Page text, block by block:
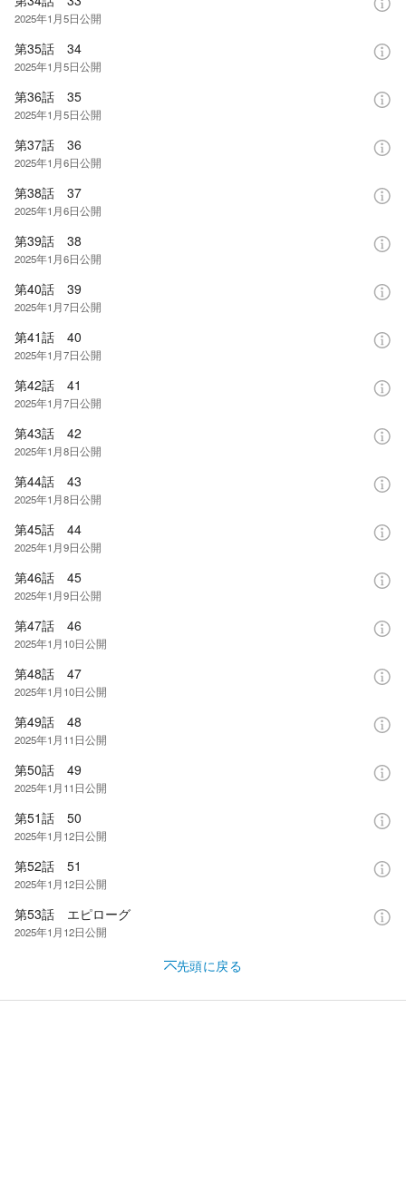
2025年1月5日公開
第35話 34
2025年1月5日公開
第36話 35
2025年1月5日公開
第37話 36
2025年1月6日公開
第38話 37
2025年1月6日公開
第39話 38
2025年1月6日公開
第40話 39
2025年1月7日公開
第41話 40
2025年1月7日公開
第42話 41
2025年1月7日公開
第43話 42
2025年1月8日公開
第44話 43
2025年1月8日公開
第45話 44
2025年1月9日公開
第46話 45
2025年1月9日公開
第47話 46
2025年1月10日公開
第48話 47
2025年1月10日公開
第49話 48
2025年1月11日公開
第50話 49
2025年1月11日公開
第51話 50
2025年1月12日公開
第52話 51
2025年1月12日公開
第53話 エピローグ
2025年1月12日公開
先頭に戻る